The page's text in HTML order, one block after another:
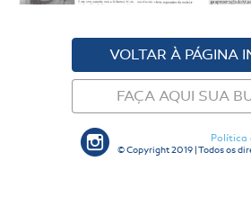
VOLTAR À PÁGINA
FAÇA AQUI SUA
Política
© Copyright 2019 | Todos os